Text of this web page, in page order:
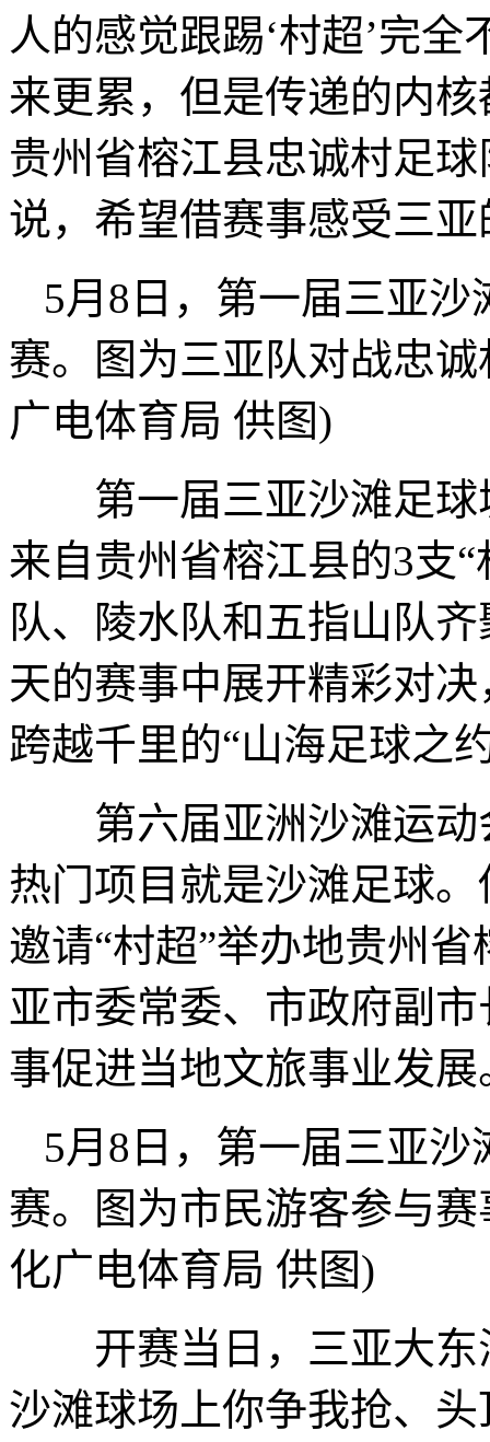
人的感觉跟踢‘村超’完
来更累，但是传递的内
贵州省榕江县忠诚村足
说，希望借赛事感受三
5月8日，第一届三亚
赛。图为三亚队对战忠
广电体育局 供图)
第一届三亚沙滩足球
来自贵州省榕江县的3支
队、陵水队和五指山队
天的赛事中展开精彩对
跨越千里的“山海足球之
第六届亚洲沙滩运动
热门项目就是沙滩足球
邀请“村超”举办地贵州
亚市委常委、市政府副
事促进当地文旅事业发展
5月8日，第一届三亚
赛。图为市民游客参与
化广电体育局 供图)
开赛当日，三亚大东
沙滩球场上你争我抢、